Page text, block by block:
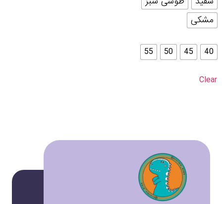
مشکی
40
45
50
55
Clear